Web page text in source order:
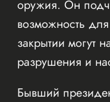
оружия. Он
возможность
закрытии могут
разрушения и
Бывший